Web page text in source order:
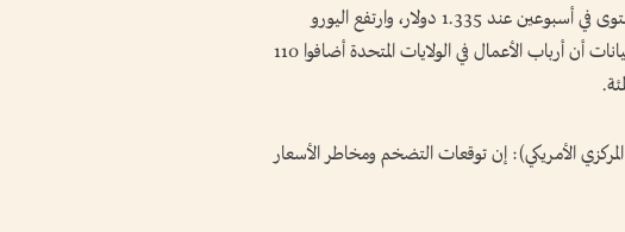
وارتفع الجنيه الاسترليني 0.6 بالمئة مقابل الدولار إلى أعلى مستوى في أسبوعين عند 1.335 دولار، وارتفع اليورو
0.35 بالمئة إلى 1.114 دولار. وتوقع خبراء اقتصاد أن تظهر البيانات أن ​أرباب الأعمال في الولايات المتحدة أضافوا 110
الأمريكي): إن توقعات التضخم ومخاطر الأسعار